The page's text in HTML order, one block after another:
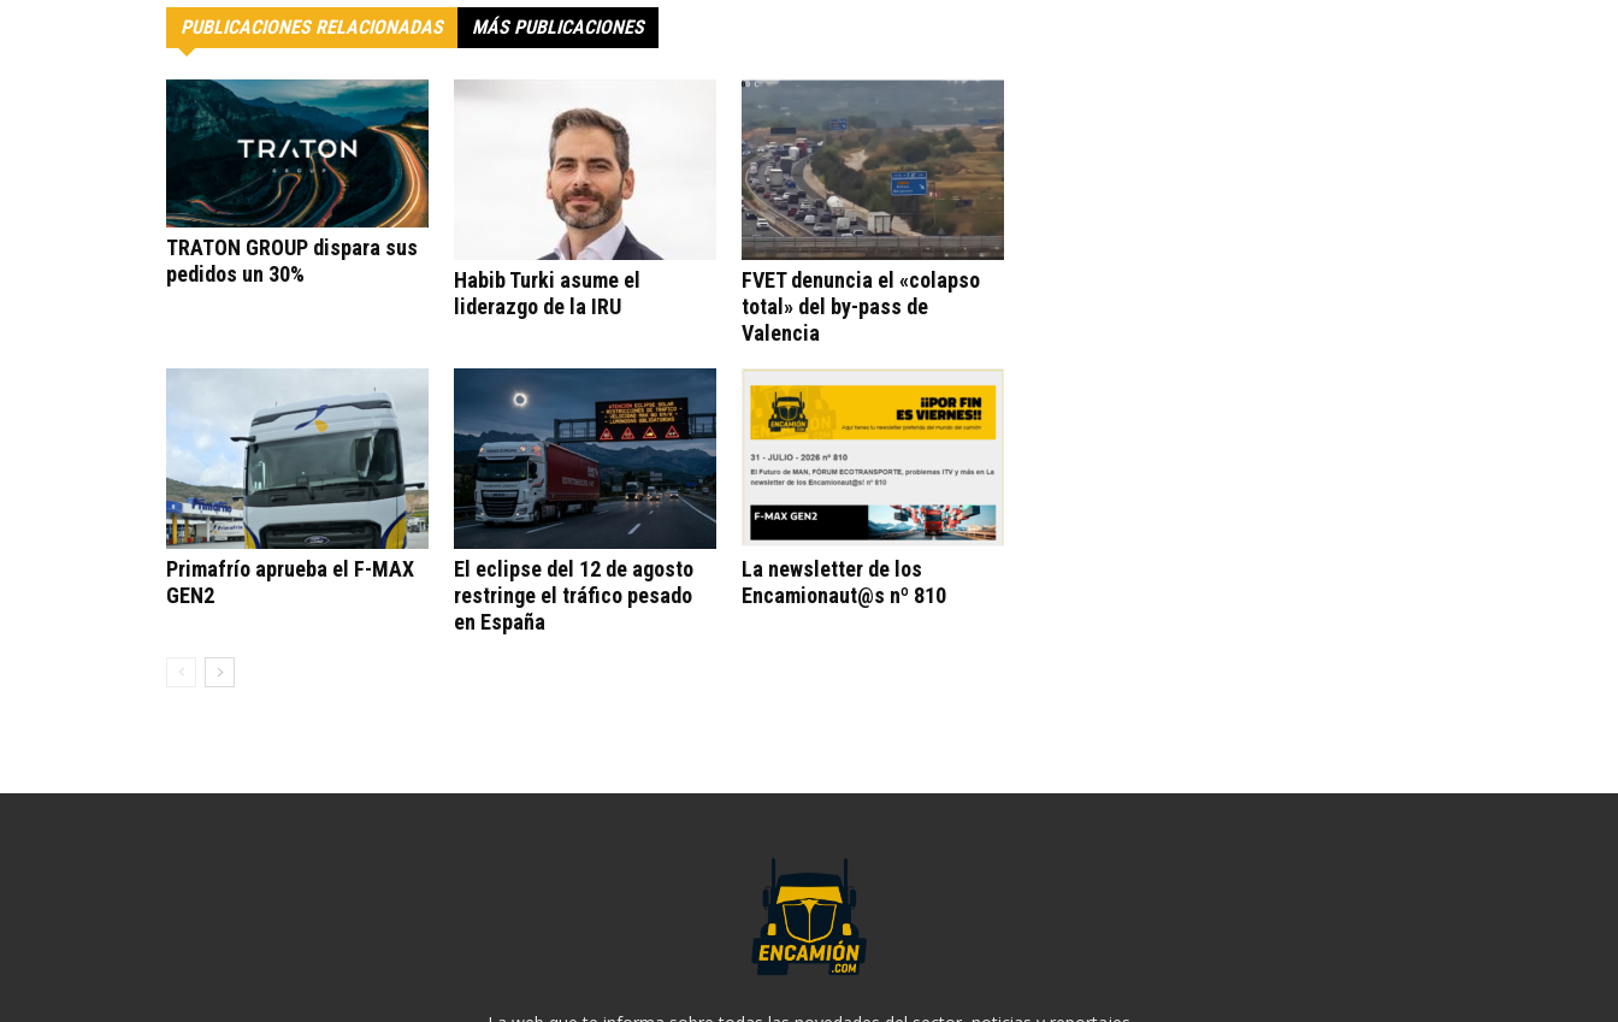
PUBLICACIONES RELACIONADAS MÁS PUBLICACIONES
TRATON GROUP dispara sus
pedidos un 30%
Habib Turki asume el
liderazgo de la IRU
FVET denuncia el «colapso
total» del by-pass de
Valencia
Primafrío aprueba el F-MAX
GEN2
El eclipse del 12 de agosto
restringe el tráfico pesado
en España
La newsletter de los
Encamionaut@s nº 810